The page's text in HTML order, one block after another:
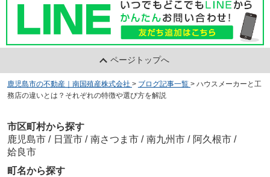
ページトップへ
鹿児島市の不動産｜南国殖産株式会社 > ブログ記事一覧 > ハウスメーカーと工
務店の違いとは？それぞれの特徴や選び方を解説
市区町村から探す
鹿児島市 / 日置市 / 南さつま市 / 南九州市 / 阿久根市 /
姶良市
町名から探す